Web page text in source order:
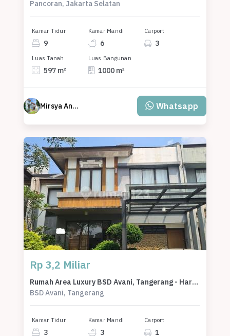
Pancoran, Jakarta Selatan
Kamar Tidur
9
Kamar Mandi
6
Carport
3
Luas Tanah
597 m²
Luas Bangunan
1000 m²
Mirsya Annisa Ibrahim Whatsapp
Rp 3,2 Miliar
Rumah Area Luxury BSD Avani, Tangerang - Harga Terbaik 3,2 Miliar
BSD Avani, Tangerang
Kamar Tidur
3
Kamar Mandi
3
Carport
1